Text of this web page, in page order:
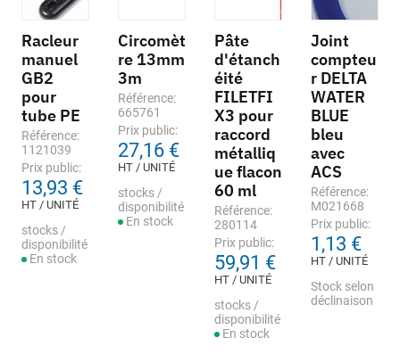
Racleur
manuel
GB2
pour
tube PE
Référence:
1121039
Prix public:
13,93 €
HT / UNITÉ
stocks /
disponibilité
En stock
Circomèt
re 13mm
3m
Référence:
665761
Prix public:
27,16 €
HT / UNITÉ
stocks /
disponibilité
En stock
Pâte
d'étanch
éité
FILETFI
X3 pour
raccord
métalliq
ue flacon
60 ml
Référence:
280114
Prix public:
59,91 €
HT / UNITÉ
stocks /
disponibilité
En stock
Joint
compteu
r DELTA
WATER
BLUE
bleu
avec
ACS
Référence:
M021668
Prix public:
1,13 €
HT / UNITÉ
Stock selon
déclinaison